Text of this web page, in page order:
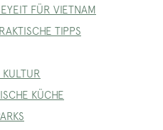
FÜR VIETNAM
TIPPS
KÜCHE